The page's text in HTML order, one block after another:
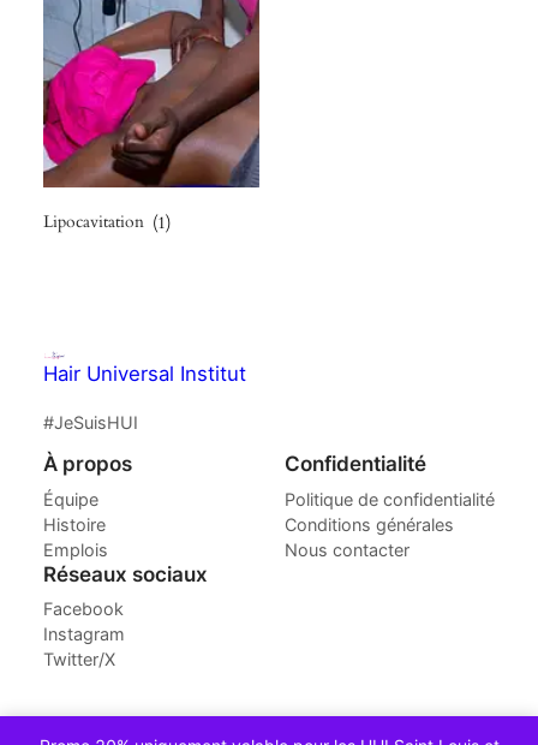
Lipocavitation (1)
Hair Universal Institut
#JeSuisHUI
À propos
Équipe
Histoire
Emplois
Confidentialité
Politique de confidentialité
Conditions générales
Nous contacter
Réseaux sociaux
Facebook
Instagram
Twitter/X